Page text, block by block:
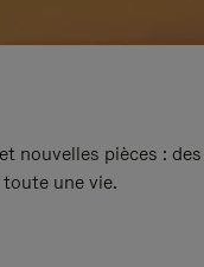
nouvelles pièces : des
une vie.